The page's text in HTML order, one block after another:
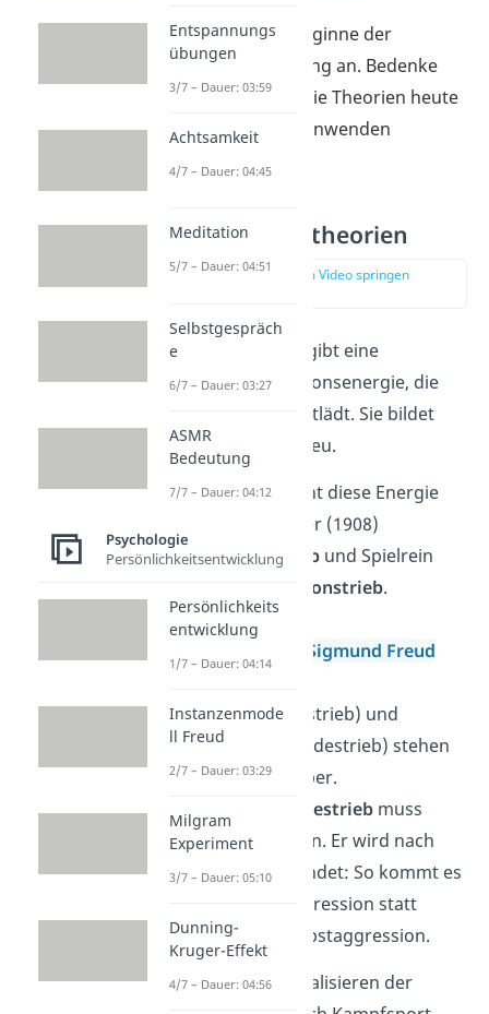
Schau dir hier die Beginne der
Aggressionsforschung an. Bedenke
allerdings, dass du die Theorien heute
nicht mehreinzeln anwenden
würdest.
Instinkt-/ Triebtheorien
zur Stelle im Video springen
Grundannahme:
Es gibt eine
spezifische Aggressionsenergie, die
sich aufstaut und entlädt. Sie bildet
sich immer wieder neu.
Burk (1897) nennt diese Energie
, Adler (1908)
Aggressionstriebund Spielrein
Destruktionstrieb.
Sigmund Freud
Eros(Lebenstrieb) und
Thanatos
(Todestrieb) stehen
sich gegenüber.
Todestriebmuss
erfüllt werden. Er wird nach
außen gewendet: So kommt es
zu Fremdaggression statt
tödlicher Selbstaggression.
Lösungsansatz:
Kanalisieren der
Entspannungs
übungen
3/7 – Dauer: 03:59
Achtsamkeit
4/7 – Dauer: 04:45
Meditation
5/7 – Dauer: 04:51
Selbstgespräch
e
6/7 – Dauer: 03:27
ASMR
Bedeutung
7/7 – Dauer: 04:12
Psychologie
Persönlichkeitsentwicklung
Persönlichkeits
entwicklung
1/7 – Dauer: 04:14
Instanzenmode
ll Freud
2/7 – Dauer: 03:29
Milgram
Experiment
3/7 – Dauer: 05:10
Dunning-
Kruger-Effekt
4/7 – Dauer: 04:56